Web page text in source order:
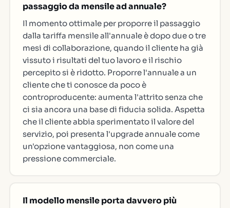
passaggio da mensile ad annuale?
Il momento ottimale per proporre il passaggio
dalla tariffa mensile all'annuale è dopo due o tre
mesi di collaborazione, quando il cliente ha già
vissuto i risultati del tuo lavoro e il rischio
percepito si è ridotto. Proporre l'annuale a un
cliente che ti conosce da poco è
controproducente: aumenta l'attrito senza che
ci sia ancora una base di fiducia solida. Aspetta
che il cliente abbia sperimentato il valore del
servizio, poi presenta l'upgrade annuale come
un'opzione vantaggiosa, non come una
pressione commerciale.
Il modello mensile porta davvero più